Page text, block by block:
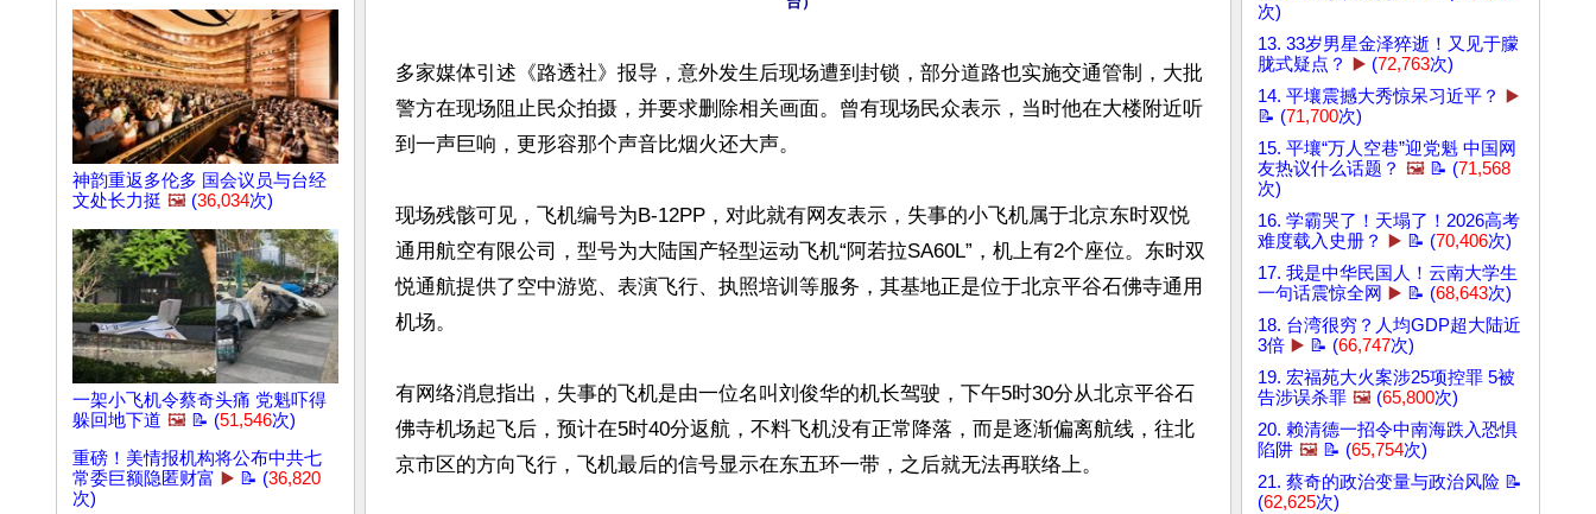
神韵重返多伦多 国会议员与台经
文处长力挺 🖼️ (36,034次)
一架小飞机令蔡奇头痛 党魁吓得
躲回地下道 🖼️ 📝 (51,546次)
重磅！美情报机构将公布中共七
常委巨额隐匿财富 ▶️ 📝 (36,820
次)
多家媒体引述《路透社》报导，意外发生后现场遭到封锁，部分道路也实施交通管制，大批
警方在现场阻止民众拍摄，并要求删除相关画面。曾有现场民众表示，当时他在大楼附近听
到一声巨响，更形容那个声音比烟火还大声。
现场残骸可见，飞机编号为B-12PP，对此就有网友表示，失事的小飞机属于北京东时双悦
通用航空有限公司，型号为大陆国产轻型运动飞机“阿若拉SA60L”，机上有2个座位。东时双
悦通航提供了空中游览、表演飞行、执照培训等服务，其基地正是位于北京平谷石佛寺通用
机场。
有网络消息指出，失事的飞机是由一位名叫刘俊华的机长驾驶，下午5时30分从北京平谷石
佛寺机场起飞后，预计在5时40分返航，不料飞机没有正常降落，而是逐渐偏离航线，往北
京市区的方向飞行，飞机最后的信号显示在东五环一带，之后就无法再联络上。
次)
13. 33岁男星金泽猝逝！又见于朦
胧式疑点？
▶️ (72,763次)
14. 平壤震撼大秀惊呆习近平？
▶️
📝 (71,700次)
15. 平壤“万人空巷”迎党魁 中国网
友热议什么话题？ 🖼️ 📝 (71,568
次)
16. 学霸哭了！天塌了！2026高考
难度载入史册？
▶️ 📝 (70,406次)
17. 我是中华民国人！云南大学生
一句话震惊全网 ▶️ 📝 (68,643次)
18. 台湾很穷？人均GDP超大陆近
3倍 ▶️ 📝 (66,747次)
19. 宏福苑大火案涉25项控罪 5被
告涉误杀罪 🖼️ (65,800次)
20. 赖清德一招令中南海跌入恐惧
陷阱 🖼️ 📝 (65,754次)
21. 蔡奇的政治变量与政治风险 📝
(62,625次)